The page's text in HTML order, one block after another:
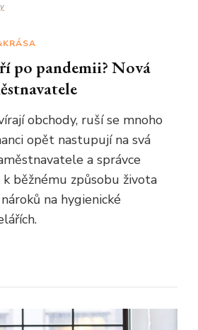
po pandemii? Nová
obchody, ruší se mnoho
opět nastupují na svá
a správce
běžnému způsobu života
na hygienické